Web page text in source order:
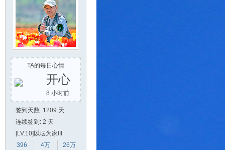
TA的每日心情
开心
8 小时前
签到天数: 1209 天
连续签到: 2 天
[LV.10]以坛为家III
396
4万
26万